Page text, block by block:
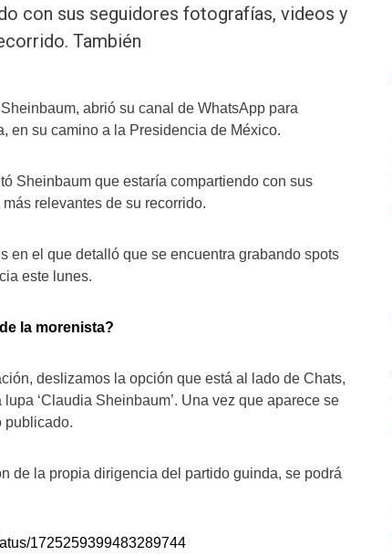
con sus seguidores fotografías, videos y
También
abrió su canal de WhatsApp para
en su camino a la Presidencia de México.
Sheinbaum que estaría compartiendo con sus
relevantes de su recorrido.
en el que detalló que se encuentra grabando spots
este lunes.
la morenista?
deslizamos la opción que está al lado de Chats,
‘Claudia Sheinbaum’. Una vez que aparece se
publicado.
de la propia dirigencia del partido guinda, se podrá
1725259399483289744